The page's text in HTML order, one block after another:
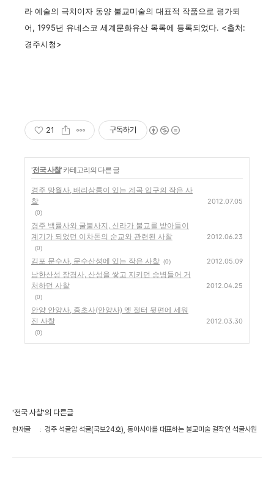
라 예술의 극치이자 동양 불교미술의 대표적 작품으로 평가되
어, 1995년 유네스코 세계문화유산 목록에 등록되었다. <출처:
경주시청>
21 구독하기
'전국 사찰' 카테고리의 다른 글
경주 망월사, 배리삼릉이 있는 계곡 입구의 작은 사
찰
(0)
2012.07.05
경주 백률사와 굴불사지, 신라가 불교를 받아들이
계기가 되었던 이차돈의 순교와 관련된 사찰
(0)
2012.06.23
김포 문수사, 문수산성에 있는 작은 사찰 (0) 2012.05.09
남한산성 장경사, 산성을 쌓고 지키던 승병들어 거
처하던 사찰
(0)
2012.04.25
안양 안양사, 중초사(안양사) 옛 절터 뒷편에 세워
진 사찰
(0)
2012.03.30
'전국 사찰'의 다른글
현재글 경주 석굴암 석굴(국보24호), 동아시아를 대표하는 불교미술 걸작인 석굴사원